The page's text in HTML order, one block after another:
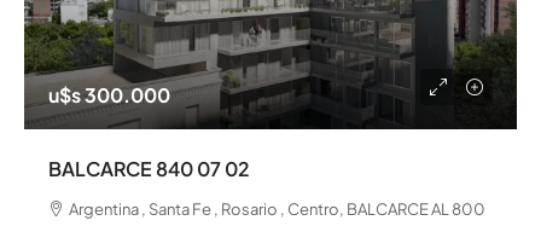
u$s 300.000
BALCARCE 840 07 02
Argentina , Santa Fe , Rosario , Centro, BALCARCE AL 800